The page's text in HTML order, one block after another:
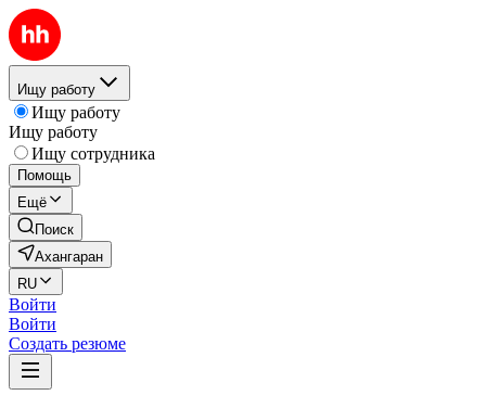
Ищу работу
Ищу работу
Ищу работу
Ищу сотрудника
Помощь
Ещё
Поиск
Ахангаран
RU
Войти
Войти
Создать резюме